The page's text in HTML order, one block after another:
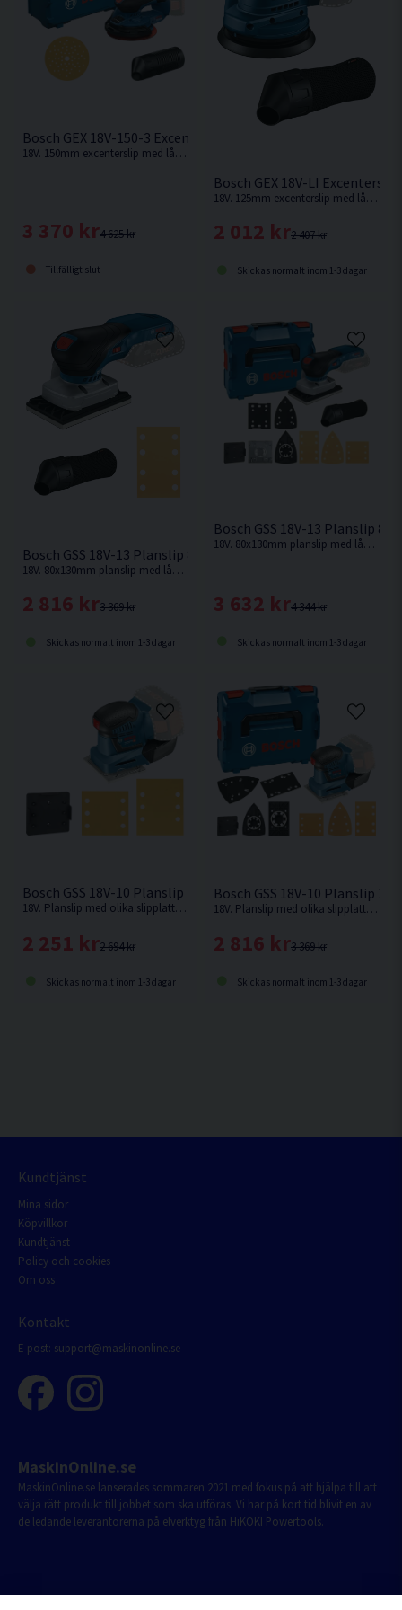
Bosch GEX 18V-150-3 Excenterslip 150mm 18V L-BOXX
18V. 150mm excenterslip med låga vibrationer från Bosch. Levereras utan batteri och laddare.
4 625 kr
3 370 kr
Tillfälligt slut
Bosch GEX 18V-LI
18V. 125mm excenterslip med låga vibrationer från Bosch. Levereras utan batteri och laddare.
2 407 kr
2 012 kr
Skickas normalt inom 1-3 dagar
Bosch GSS 18V-13 Planslip 80x130mm 18V
18V. 80x130mm planslip med låga vibrationer från Bosch. Levereras utan batteri och laddare.
3 369 kr
2 816 kr
Skickas normalt inom 1-3 dagar
Bosch GSS 18V-13 Planslip
18V. 80x130mm planslip med låga vibrationer från Bosch. Levereras utan batteri och laddare.
4 344 kr
3 632 kr
Skickas normalt inom 1-3 dagar
Bosch GSS 18V-10 Planslip 18V Inkl Tillbehörssats
18V. Planslip med olika slipplattor från Bosch.
2 694 kr
2 251 kr
Skickas normalt inom 1-3 dagar
Bosch GSS 18V-10 Planslip
18V. Planslip med olika slipplattor från Bosch. Levereras utan batteri och laddare.
3 369 kr
2 816 kr
Skickas normalt inom 1-3 dagar
Kundtjänst
Mina sidor
Köpvillkor
Kundtjänst
Policy och cookies
Om oss
Kontakt
E-post: support@maskinonline.se
MaskinOnline.se
MaskinOnline.se lanserades sommaren 2021 med fokus på att hjälpa till att
välja rätt produkt till jobbet som ska utföras. Vi har på kort tid blivit en av
de ledande leverantörerna på elverktyg från HiKOKI Powertools.